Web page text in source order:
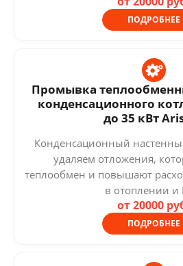
ПОДРОБНЕЕ
Промывка
конденсационного
до 35 кВт
Конденсационный
удаляем отложения,
теплообмен и повышают
в отоплении и
от 20000
ПОДРОБНЕЕ